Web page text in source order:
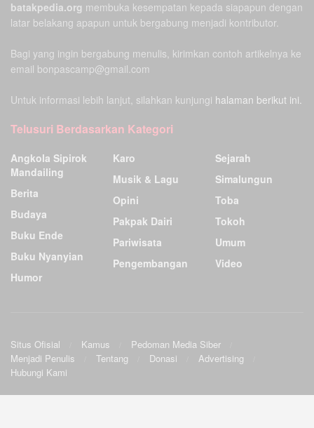
batakpedia.org membuka kesempatan kepada siapapun dengan
latar belakang apapun untuk bergabung menjadi kontributor.
Bagi yang ingin bergabung menulis, kirimkan contoh artikelnya ke
email bonpascamp@gmail.com
Untuk informasi lebih lanjut, silahkan kunjungi halaman berikut ini.
Telusuri Berdasarkan Kategori
Angkola Sipirok
Mandailing
Berita
Budaya
Buku Ende
Buku Nyanyian
Humor
Karo
Musik & Lagu
Opini
Pakpak Dairi
Pariwisata
Pengembangan
Sejarah
Simalungun
Toba
Tokoh
Umum
Video
Situs Ofisial Kamus
Pedoman Media Siber
Menjadi Penulis
Tentang Donasi
Advertising
Hubungi Kami
Ensiklopedia Budaya Batak.©2009Sunardo Panjaitan& G. Sahat. All